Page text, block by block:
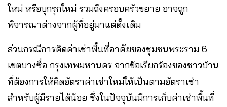
ใหม่ หรือบุกรุกใหม่ รวมถึงครอบครัวขยาย อาจถูก
พิจารณาต่างจากผู้ที่อยู่มาแต่ดั้งเดิม
ส่วนกรณีการคิดค่าเช่าพื้นที่อาศัยของชุมชนพระราม 6
เขตบางซื่อ กรุงเทพมหานคร จากข้อเรียกร้องของชาวบ้าน
ที่ต้องการให้คิดอัตราค่าเช่าใหม่ให้เป็นตามอัตราเช่า
สำหรับผู้มีรายได้น้อย ซึ่งในปัจจุบันมีการเก็บค่าเช่าพื้นที่